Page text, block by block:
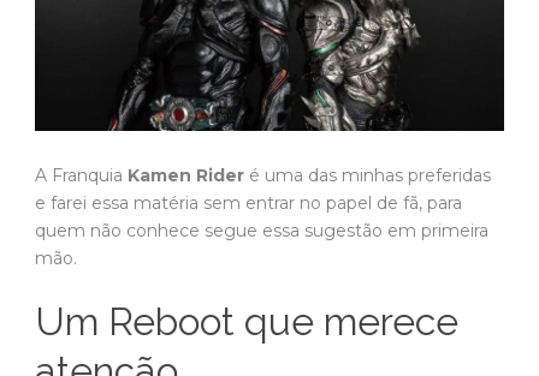
A Franquia Kamen Rider é uma das minhas preferidas
e farei essa matéria sem entrar no papel de fã, para
quem não conhece segue essa sugestão em primeira
mão.
Um Reboot que merece